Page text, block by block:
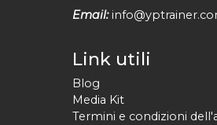
Email:
Link utili
Blog
Media Kit
Termini e condizioni